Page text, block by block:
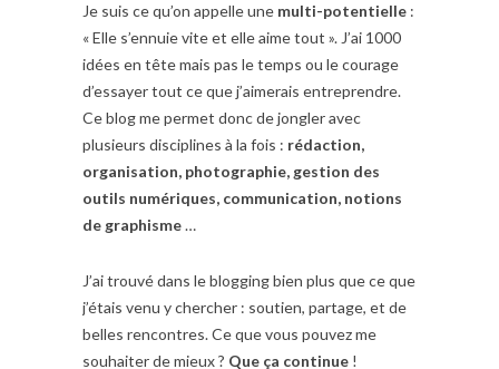
Je suis ce qu’on appelle une multi-potentielle :
« Elle s’ennuie vite et elle aime tout ». J’ai 1000
idées en tête mais pas le temps ou le courage
d’essayer tout ce que j’aimerais entreprendre.
Ce blog me permet donc de jongler avec
plusieurs disciplines à la fois : rédaction,
organisation, photographie, gestion des
outils numériques, communication, notions
de graphisme…
J’ai trouvé dans le blogging bien plus que ce que
j’étais venu y chercher : soutien, partage, et de
belles rencontres. Ce que vous pouvez me
souhaiter de mieux ? Que ça continue !